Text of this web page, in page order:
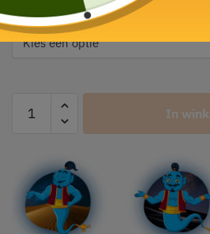
Kleur
In